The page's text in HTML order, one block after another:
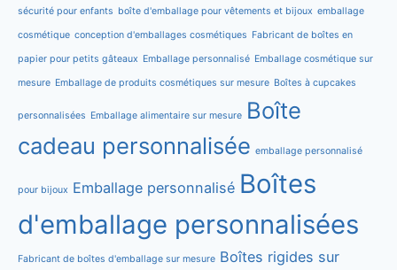
sécurité pour enfants boîte d'emballage pour vêtements et bijoux emballage
cosmétique conception d'emballages cosmétiques Fabricant de boîtes en
papier pour petits gâteaux Emballage personnalisé Emballage cosmétique sur
mesure Emballage de produits cosmétiques sur mesure Boîtes à cupcakes
personnalisées Emballage alimentaire sur mesure Boîte
cadeau personnalisée emballage personnalisé
pour bijoux Emballage personnalisé Boîtes
d'emballage personnalisées
Fabricant de boîtes d'emballage sur mesure Boîtes rigides sur